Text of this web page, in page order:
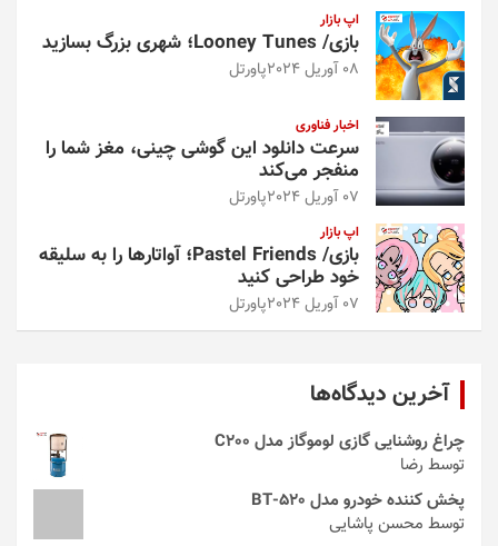
اپ بازار
بازی/ Looney Tunes؛ شهری بزرگ بسازید
08 آوریل 2024 پاورتل
اخبار فناوری
سرعت دانلود این گوشی چینی، مغز شما را
منفجر می‌کند
07 آوریل 2024 پاورتل
اپ بازار
بازی/ Pastel Friends؛ آواتارها را به سلیقه
خود طراحی کنید
07 آوریل 2024 پاورتل
آخرین دیدگاه‌ها
چراغ روشنایی گازی لوموگاز مدل C200
توسط رضا
پخش کننده خودرو مدل 520-BT
توسط محسن پاشایی